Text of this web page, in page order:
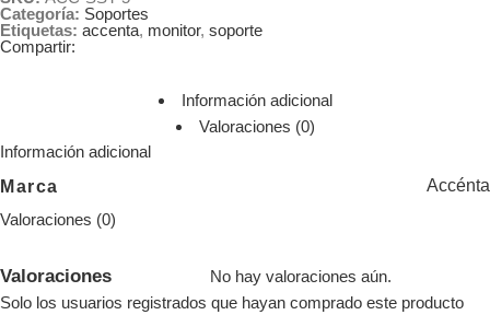
Categoría: Soportes
Etiquetas: accenta, monitor, soporte
Compartir:
Información adicional
Valoraciones (0)
Información adicional
Marca Accénta
Valoraciones (0)
Valoraciones
No hay valoraciones aún.
Solo los usuarios registrados que hayan comprado este producto